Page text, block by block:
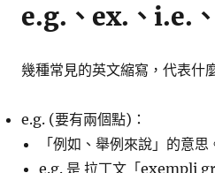
e.g.、ex.、i.e.
幾種常見的英文縮寫，代表什
e.g. (要有兩個點)：
「例如、舉例來說」的意
e.g. 是 拉丁文「exempli